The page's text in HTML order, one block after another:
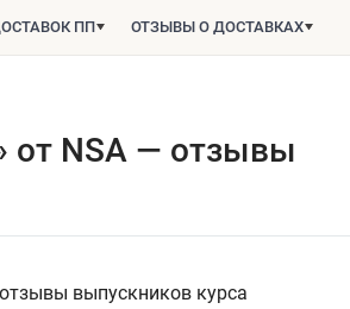
ПП ОТЗЫВЫ О ДОСТАВКАХ
от NSA — отзывы
выпускников курса